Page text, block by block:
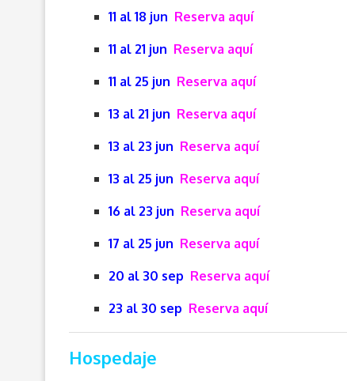
11 al 18 jun Reserva aquí
11 al 21 jun Reserva aquí
11 al 25 jun Reserva aquí
13 al 21 jun Reserva aquí
13 al 23 jun Reserva aquí
13 al 25 jun Reserva aquí
16 al 23 jun Reserva aquí
17 al 25 jun Reserva aquí
20 al 30 sep Reserva aquí
23 al 30 sep Reserva aquí
Hospedaje